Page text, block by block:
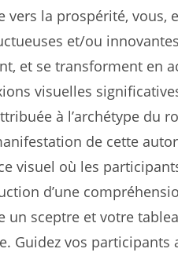
la prospérité, vous,
et/ou
et se transforment en
visuelles
à l’archétype
de cette
visuel où les
d’une
sceptre et votre
Guidez vos participants